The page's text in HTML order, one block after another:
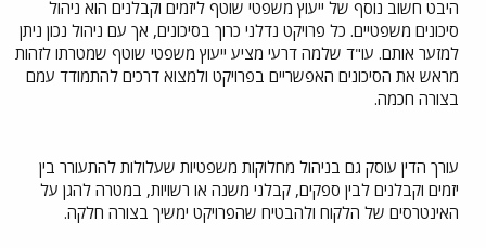
היבט חשוב נוסף של ייעוץ משפטי שוטף ליזמים וקבלנים הוא ניהול
סיכונים משפטיים. כל פרויקט נדלני כרוך בסיכונים, אך עם ניהול נכון ניתן
למזער אותם. עו"ד שלמה דרעי מציע ייעוץ משפטי שוטף שמטרתו לזהות
מראש את הסיכונים האפשריים בפרויקט ולמצוא דרכים להתמודד עמם
בצורה חכמה.
עורך הדין עוסק גם בניהול מחלוקות משפטיות שעלולות להתעורר בין
יזמים וקבלנים לבין ספקים, קבלני משנה או רשויות, במטרה להגן על
האינטרסים של הלקוח ולהבטיח שהפרויקט ימשיך בצורה חלקה.